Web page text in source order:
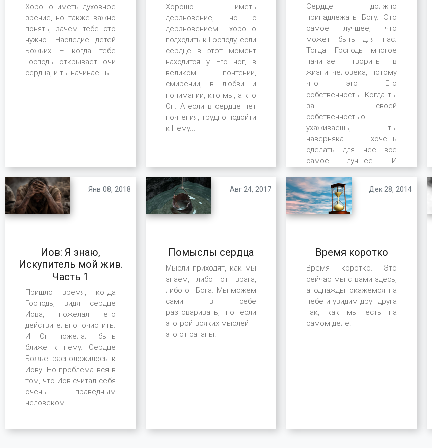
Хорошо иметь духовное
зрение, но также важно
понять, зачем тебе это
нужно. Наследие детей
Божьих – когда тебе
Господь открывает очи
сердца, и ты начинаешь...
Хорошо иметь
дерзновение, но с
дерзновением хорошо
подходить к Господу, если
сердце в этот момент
находится у Его ног, в
великом почтении,
смирении, в любви и
понимании, кто мы, а кто
Он. А если в сердце нет
почтения, трудно подойти
к Нему...
Сердце должно
принадлежать Богу. Это
самое лучшее, что
может быть для нас.
Тогда Господь многое
начинает творить в
жизни человека, потому
что это Его
собственность. Когда ты
за своей
собственностью
ухаживаешь, ты
наверняка хочешь
сделать для нее все
самое лучшее. И
починит свою
собственность, если она
сломана, чтобы ее
использовать. Для
нашей жизни...
Иов: Я знаю,
Искупитель мой жив.
Часть 1
Пришло время, когда
Господь, видя сердце
Иова, пожелал его
действительно очистить.
И Он пожелал быть
ближе к нему. Сердце
Божье расположилось к
Иову. Но проблема вся в
том, что Иов считал себя
очень праведным
человеком.
Янв 08, 2018
Помыслы сердца
Мысли приходят, как мы
знаем, либо от врага,
либо от Бога. Мы можем
сами в себе
разговаривать, но если
это рой всяких мыслей –
это от сатаны.
Авг 24, 2017
Время коротко
Время коротко. Это
сейчас мы с вами здесь,
а однажды окажемся на
небе и увидим друг друга
так, как мы есть на
самом деле.
Дек 28, 2014